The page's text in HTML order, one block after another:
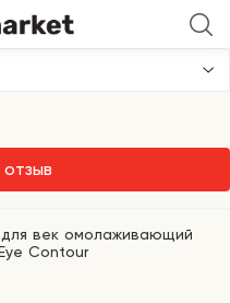
век омолаживающий
Contour